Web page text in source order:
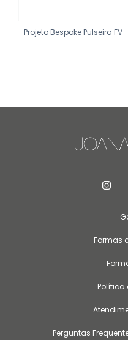
Projeto Bespoke Pulseira FV
Formas
Política
Perguntas